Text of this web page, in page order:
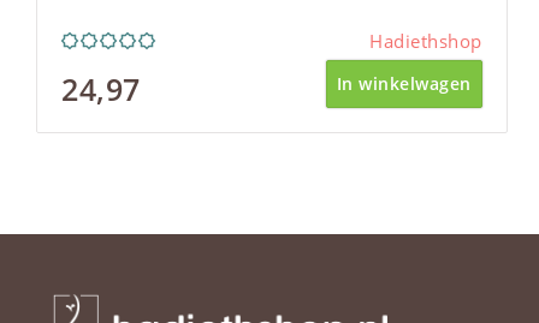
Hadiethshop
24,97 In winkelwagen